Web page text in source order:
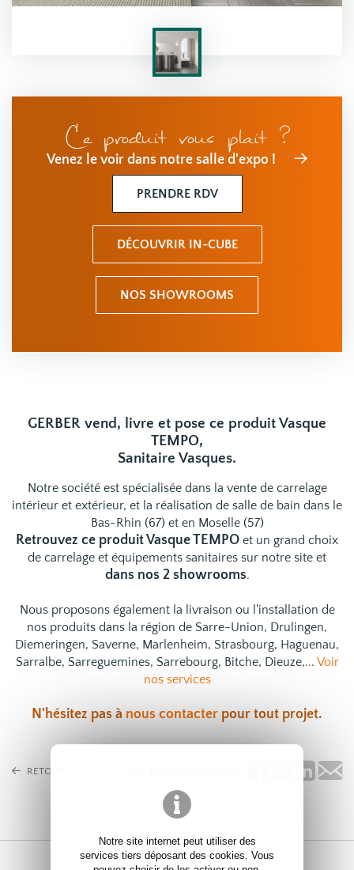
Notre site internet peut utiliser des
services tiers déposant des cookies. Vous
Ce produit vous plait ?
Venez le voir dans notre salle d'expo !
PRENDRE RDV
DÉCOUVRIR IN-CUBE
NOS SHOWROOMS
GERBER vend, livre et pose ce produit Vasque
TEMPO,
Sanitaire Vasques.
Notre société est spécialisée dans la vente de carrelage
intérieur et extérieur, et la réalisation de salle de bain dans le
Bas-Rhin (67) et en Moselle (57)
Retrouvez ce produit Vasque TEMPO et un grand choix
de carrelage et équipements sanitaires sur notre site et
dans nos 2 showrooms.
Nous proposons également la livraison ou l'installation de
nos produits dans la région de Sarre-Union, Drulingen,
Diemeringen, Saverne, Marlenheim, Strasbourg, Haguenau,
Sarralbe, Sarreguemines, Sarrebourg, Bitche, Dieuze,... Voir
nos services
N'hésitez pas à nous contacter pour tout projet.
RETOUR